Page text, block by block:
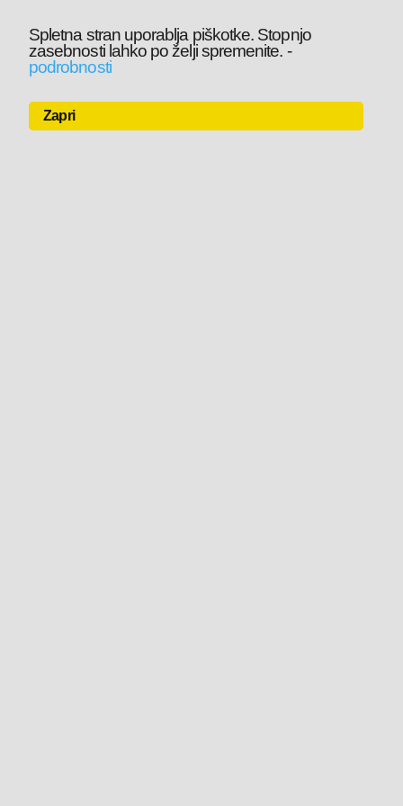
Spletna stran uporablja piškotke. Stopnjo
zasebnosti lahko po želji spremenite. -
podrobnosti
Zapri